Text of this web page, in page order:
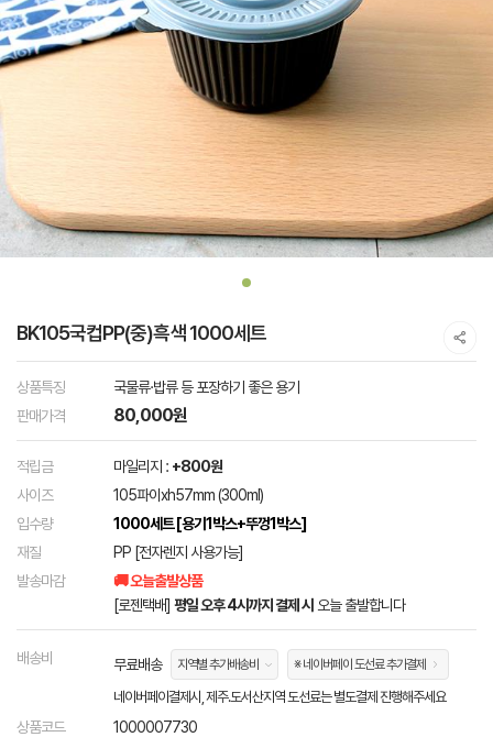
BK105국컵PP(중)흑색 1000세트
상품특징
국물류·밥류 등 포장하기 좋은 용기
판매가격
80,000원
적립금 마일리지 : +800원
사이즈
105파이xh57mm (300ml)
입수량
1000세트 [용기1박스+뚜껑1박스]
재질
PP [전자렌지 사용가능]
발송마감
🚚 오늘출발상품
[로젠택배] 평일 오후 4시까지 결제 시 오늘 출발합니다
배송비 무료배송 지역별 추가배송비 ※ 네이버페이 도선료 추가결제
네이버페이결제시, 제주.도서산지역 도선료는 별도결제 진행해주세요
상품코드 1000007730